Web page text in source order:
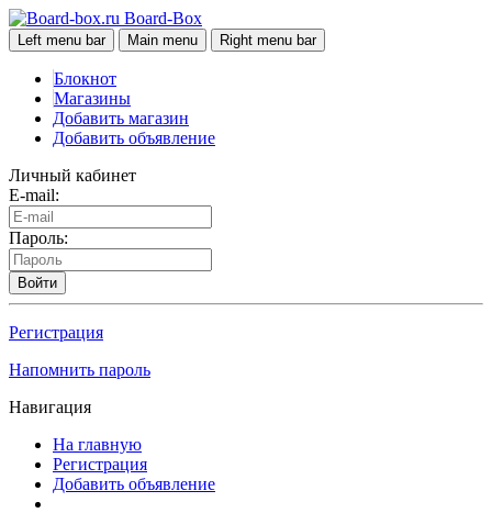
Board-Box
Left menu bar Main menu Right menu bar
Блокнот
Магазины
Добавить магазин
Добавить объявление
Личный кабинет
E-mail:
Пароль:
Войти
Регистрация
Напомнить пароль
Навигация
На главную
Регистрация
Добавить объявление